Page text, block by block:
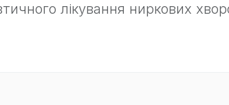
лікування ниркових